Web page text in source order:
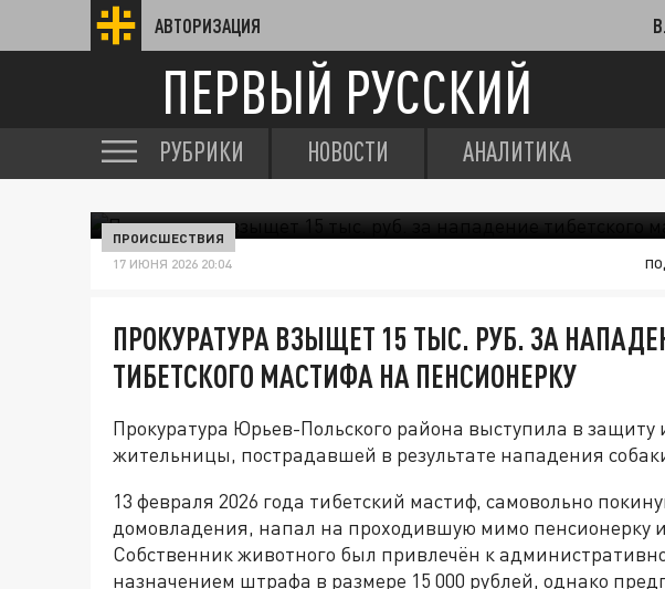
АВТОРИЗАЦИЯ
ПЕРВЫЙ РУССКИЙ
РУБРИКИ НОВОСТИ АНАЛИТИКА
ПРОИСШЕСТВИЯ
17 ИЮНЯ 2026 20:04
ПРОКУРАТУРА ВЗЫЩЕТ 15 ТЫС. РУБ. ЗА
ТИБЕТСКОГО МАСТИФА НА ПЕНСИОНЕРКУ
Прокуратура Юрьев-Польского района выступила в защиту
жительницы, пострадавшей в результате нападения
13 февраля 2026 года тибетский мастиф, самовольно
домовладения, напал на проходившую мимо пенсионерку
Собственник животного был привлечён к
назначением штрафа в размере 15 000 рублей, однако